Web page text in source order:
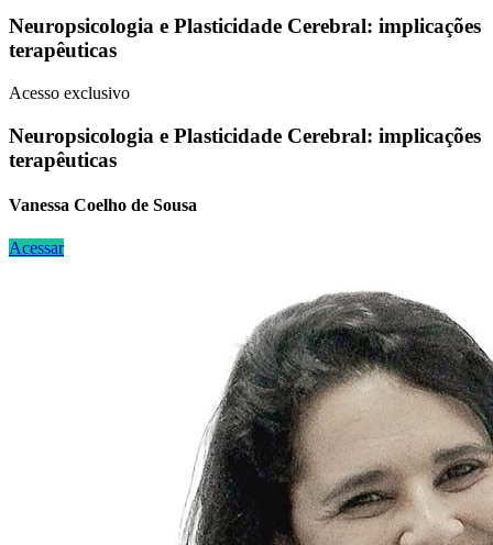
Neuropsicologia e Plasticidade Cerebral: implicações
terapêuticas
Acesso exclusivo
Neuropsicologia e Plasticidade Cerebral: implicações
terapêuticas
Vanessa Coelho de Sousa
Acessar